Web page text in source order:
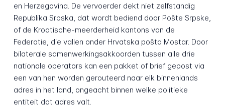
en Herzegovina. De vervoerder dekt niet zelfstandig
Republika Srpska, dat wordt bediend door Pošte Srpske,
of de Kroatische-meerderheid kantons van de
Federatie, die vallen onder Hrvatska pošta Mostar. Door
bilaterale samenwerkingsakkoorden tussen alle drie
nationale operators kan een pakket of brief gepost via
een van hen worden gerouteerd naar elk binnenlands
adres in het land, ongeacht binnen welke politieke
entiteit dat adres valt.